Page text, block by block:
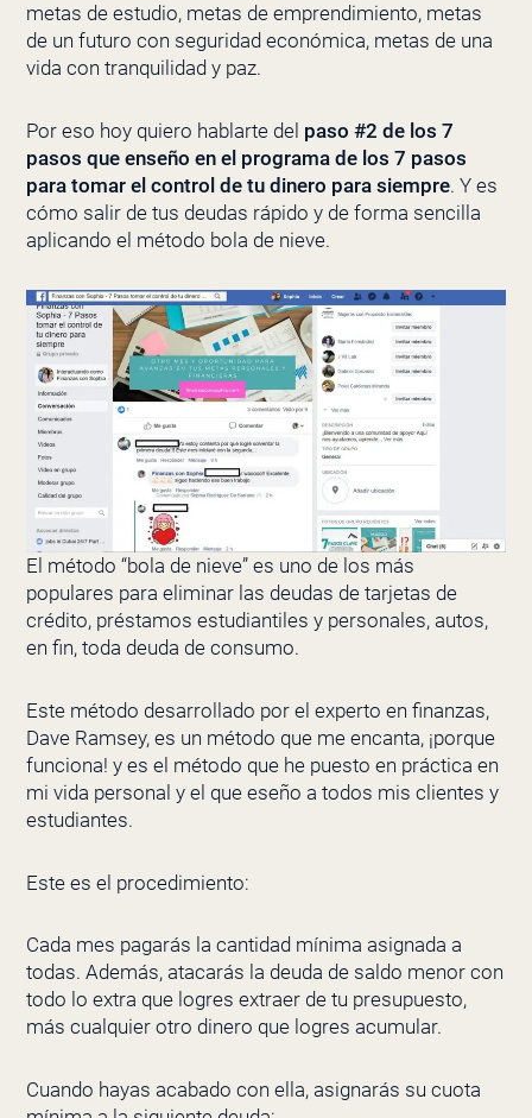
metas de estudio, metas de emprendimiento, metas
de un futuro con seguridad económica, metas de una
vida con tranquilidad y paz.
Por eso hoy quiero hablarte del paso #2 de los 7
pasos que enseño en el programa de los 7 pasos
para tomar el control de tu dinero para siempre. Y es
cómo salir de tus deudas rápido y de forma sencilla
aplicando el método bola de nieve.
El método “bola de nieve” es uno de los más
populares para eliminar las deudas de tarjetas de
crédito, préstamos estudiantiles y personales, autos,
en fin, toda deuda de consumo.
Este método desarrollado por el experto en finanzas,
Dave Ramsey, es un método que me encanta, ¡porque
funciona! y es el método que he puesto en práctica en
mi vida personal y el que eseño a todos mis clientes y
estudiantes.
Este es el procedimiento:
Cada mes pagarás la cantidad mínima asignada a
todas. Además, atacarás la deuda de saldo menor con
todo lo extra que logres extraer de tu presupuesto,
más cualquier otro dinero que logres acumular.
Cuando hayas acabado con ella, asignarás su cuota